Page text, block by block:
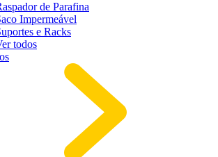
de Parafina
Impermeável
e Racks
todos